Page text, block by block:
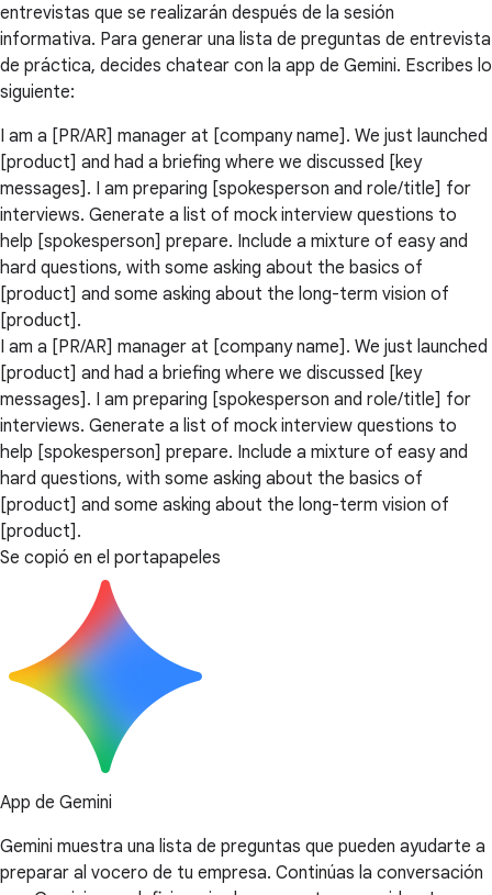
entrevistas que se realizarán después de la sesión
informativa. Para generar una lista de preguntas de entrevista
de práctica, decides chatear con la app de Gemini. Escribes lo
siguiente:
I am a [PR/AR] manager at [company name]. We just launched
[product] and had a briefing where we discussed [key
messages]. I am preparing [spokesperson and role/title] for
interviews. Generate a list of mock interview questions to
help [spokesperson] prepare. Include a mixture of easy and
hard questions, with some asking about the basics of
[product] and some asking about the long-term vision of
[product].
I am a [PR/AR] manager at [company name]. We just launched
[product] and had a briefing where we discussed [key
messages]. I am preparing [spokesperson and role/title] for
interviews. Generate a list of mock interview questions to
help [spokesperson] prepare. Include a mixture of easy and
hard questions, with some asking about the basics of
[product] and some asking about the long-term vision of
[product].
Se copió en el portapapeles
App de Gemini
Gemini muestra una lista de preguntas que pueden ayudarte a
preparar al vocero de tu empresa. Continúas la conversación